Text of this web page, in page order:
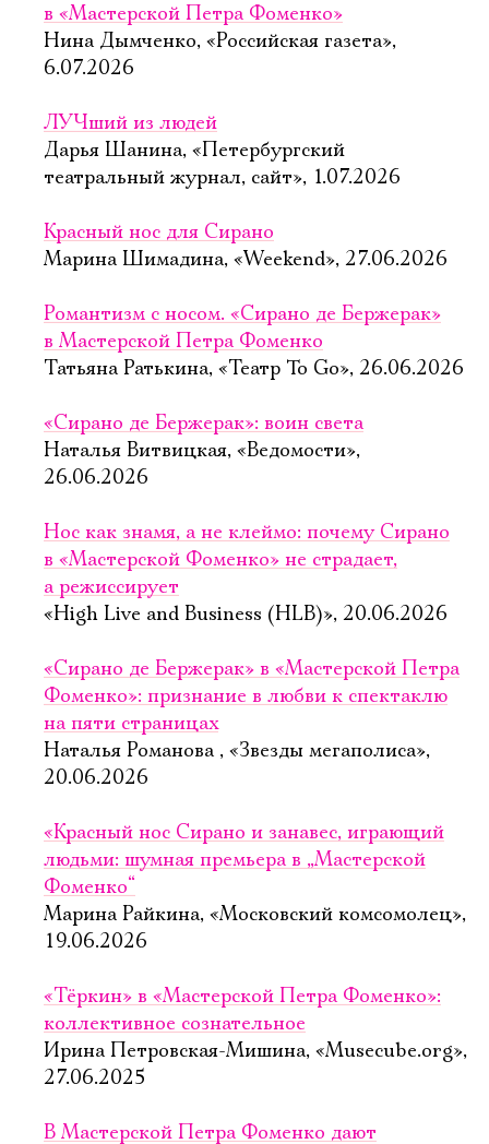
в «Мастерской Петра Фоменко»
Нина Дымченко, «Российская газета»,
6.07.2026
ЛУЧший из людей
Дарья Шанина, «Петербургский
театральный журнал, сайт», 1.07.2026
Красный нос для Сирано
Марина Шимадина, «Weekend», 27.06.2026
Романтизм с носом. «Сирано де Бержерак»
в Мастерской Петра Фоменко
Татьяна Ратькина, «Театр To Go», 26.06.2026
«Сирано де Бержерак»: воин света
Наталья Витвицкая, «Ведомости»,
26.06.2026
Нос как знамя, а не клеймо: почему Сирано
в «Мастерской Фоменко» не страдает,
а режиссирует
«High Live and Business (HLB)», 20.06.2026
«Сирано де Бержерак» в «Мастерской Петра
Фоменко»: признание в любви к спектаклю
на пяти страницах
Наталья Романова , «Звезды мегаполиса»,
20.06.2026
«Красный нос Сирано и занавес, играющий
людьми: шумная премьера в „Мастерской
Фоменко“
Марина Райкина, «Московский комсомолец»,
19.06.2026
«Тёркин» в «Мастерской Петра Фоменко»:
коллективное сознательное
Ирина Петровская-Мишина, «Musecube.org»,
27.06.2025
В Мастерской Петра Фоменко дают